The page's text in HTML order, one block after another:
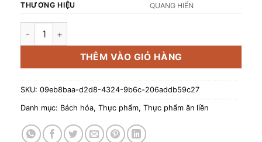
THƯƠNG HIỆU QUANG HIỂN
Thịt Trâu khô Buffalo Jerky vị Tiêu số lượng
THÊM VÀO GIỎ HÀNG
SKU: 09eb8baa-d2d8-4324-9b6c-206addb59c27
Danh mục: Bách hóa, Thực phẩm, Thực phẩm ăn liền